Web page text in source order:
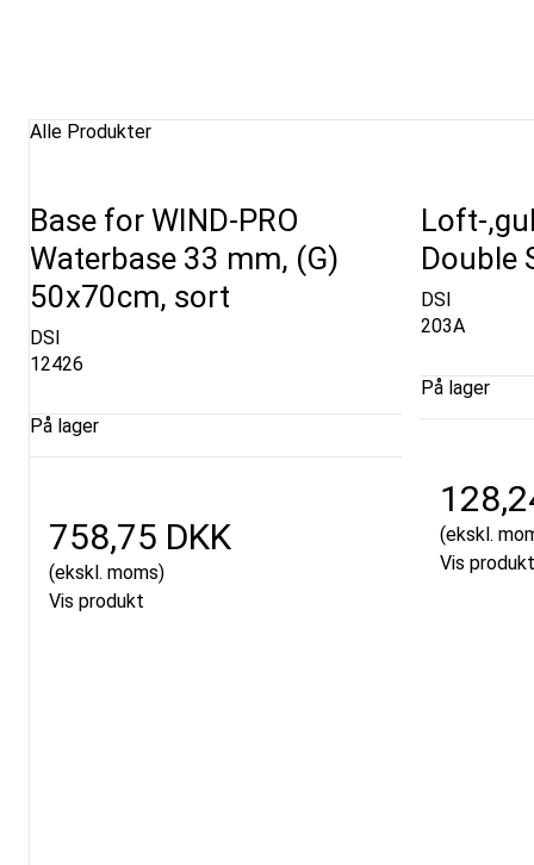
Alle Produkter
Base for WIND-PRO
Waterbase 33 mm, (G)
50x70cm, sort
DSI
12426
På lager
758,75 DKK
(ekskl. moms)
Vis produkt
Loft-
Double
DSI
203A
På lager
(ekskl.
Vis produkt